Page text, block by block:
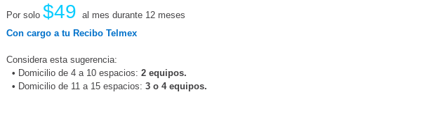
Por solo $49 al mes durante 12 meses
Con cargo a tu Recibo Telmex
Considera esta sugerencia:
• Domicilio de 4 a 10 espacios: 2 equipos.
• Domicilio de 11 a 15 espacios: 3 o 4 equipos.